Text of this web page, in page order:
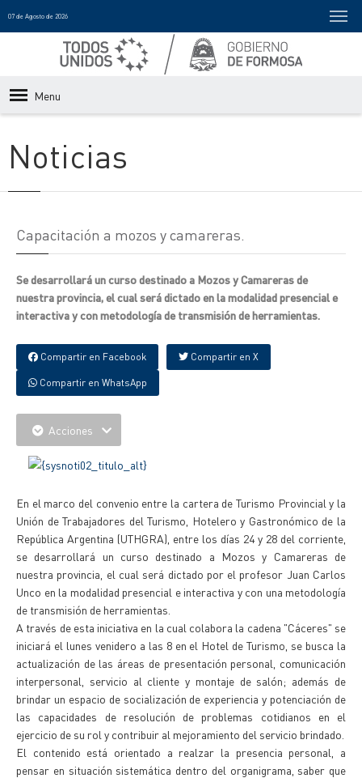
07 de Agosto de 2026
Menu
Noticias
Capacitación a mozos y camareras.
Se desarrollará un curso destinado a Mozos y Camareras de
nuestra provincia, el cual será dictado en la modalidad presencial e
interactiva y con metodología de transmisión de herramientas.
Compartir en Facebook Compartir en X
Compartir en WhatsApp
Acciones
En el marco del convenio entre la cartera de Turismo Provincial y la
Unión de Trabajadores del Turismo, Hotelero y Gastronómico de la
República Argentina (UTHGRA), entre los días 24 y 28 del corriente,
se desarrollará un curso destinado a Mozos y Camareras de
nuestra provincia, el cual será dictado por el profesor Juan Carlos
Unco en la modalidad presencial e interactiva y con una metodología
de transmisión de herramientas.
A través de esta iniciativa en la cual colabora la cadena "Cáceres" se
iniciará el lunes venidero a las 8 en el Hotel de Turismo, se busca la
actualización de las áreas de presentación personal, comunicación
interpersonal, servicio al cliente y montaje de salón; además de
brindar un espacio de socialización de experiencia y potenciación de
las capacidades de resolución de problemas cotidianos en el
ejercicio de su rol y contribuir al mejoramiento del servicio brindado.
El contenido está orientado a realzar la presencia personal, a
pensar en situación sistemática dentro del organigrama, saber que